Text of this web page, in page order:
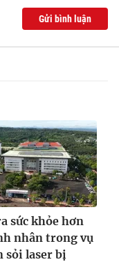
Gửi bình luận
sức khỏe hơn
nhân trong vụ
sỏi laser bị